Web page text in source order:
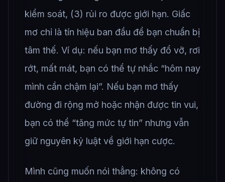
kiểm soát, (3) rủi ro được giới hạn. Giấc
mơ chỉ là tín hiệu ban đầu để bạn chuẩn bị
tâm thế. Ví dụ: nếu bạn mơ thấy đổ vỡ, rơi
rớt, mất mát, bạn có thể tự nhắc “hôm nay
mình cần chậm lại”. Nếu bạn mơ thấy
đường đi rộng mở hoặc nhận được tin vui,
bạn có thể “tăng mức tự tin” nhưng vẫn
giữ nguyên kỷ luật về giới hạn cược.
Mình cũng muốn nói thẳng: không có